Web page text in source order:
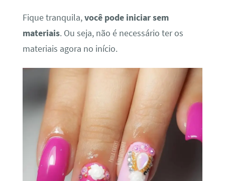
Fique tranquila,você pode iniciar sem
materiais. Ou seja, não é necessário ter os
materiais agora no início.